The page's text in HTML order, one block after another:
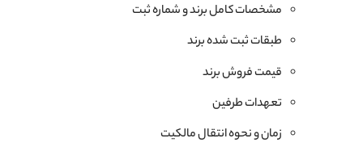
مشخصات کامل برند و شماره ثبت
طبقات ثبت شده برند
قیمت فروش برند
تعهدات طرفین
زمان و نحوه انتقال مالکیت